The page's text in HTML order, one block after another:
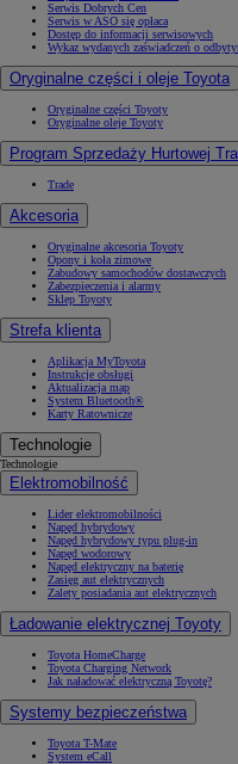
Serwis Dobrych Cen
Serwis w ASO się opłaca
Dostęp do informacji serwisowych
Wykaz wydanych zaświadczeń o
Oryginalne części i oleje Toyota
Oryginalne części Toyoty
Oryginalne oleje Toyoty
Program Sprzedaży Hurtowej
Trade
Akcesoria
Oryginalne akcesoria Toyoty
Opony i koła zimowe
Zabudowy samochodów dostawczych
Zabezpieczenia i alarmy
Sklep Toyoty
Strefa klienta
Aplikacja MyToyota
Instrukcje obsługi
Aktualizacja map
System Bluetooth®
Karty Ratownicze
Technologie
Technologie
Elektromobilność
Lider elektromobilności
Napęd hybrydowy
Napęd hybrydowy typu plug-in
Napęd wodorowy
Napęd elektryczny na baterię
Zasięg aut elektrycznych
Zalety posiadania aut elektrycznych
Ładowanie elektrycznej Toyoty
Toyota HomeCharge
Toyota Charging Network
Jak naładować elektryczną Toyotę?
Systemy bezpieczeństwa
Toyota T-Mate
System eCall